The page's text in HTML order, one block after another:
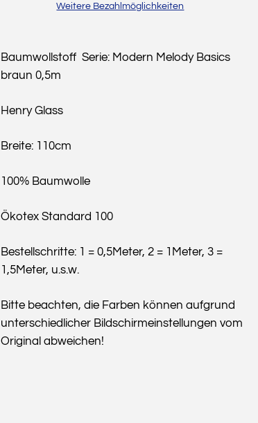
Baumwollfleece
Weitere Bezahlmöglichkeiten
Baumwollstoff Serie: Modern Melody Basics
braun 0,5m
Henry Glass
Breite: 110cm
100% Baumwolle
Ökotex Standard 100
Bestellschritte: 1 = 0,5Meter, 2 = 1Meter, 3 =
1,5Meter, u.s.w.
Bitte beachten, die Farben können aufgrund
unterschiedlicher Bildschirmeinstellungen vom
Original abweichen!